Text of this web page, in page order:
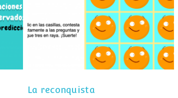
La reconquista
La reconquista